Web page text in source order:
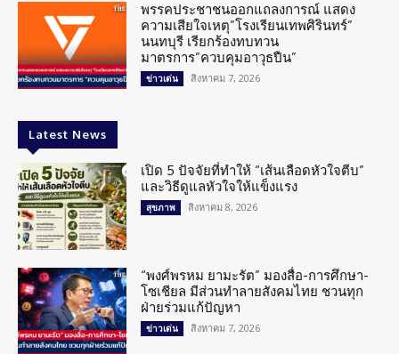
พรรคประชาชนออกแถลงการณ์ แสดง
ความเสียใจเหตุ”โรงเรียนเทพศิรินทร์”
นนทบุรี เรียกร้องทบทวน
มาตรการ”ควบคุมอาวุธปืน”
ข่าวเด่น สิงหาคม 7, 2026
Latest News
เปิด 5 ปัจจัยที่ทำให้ “เส้นเลือดหัวใจตีบ”
และวิธีดูแลหัวใจให้แข็งแรง
สุขภาพ สิงหาคม 8, 2026
“พงศ์พรหม ยามะรัต” มองสื่อ-การศึกษา-
โซเชียล มีส่วนทำลายสังคมไทย ชวนทุก
ฝ่ายร่วมแก้ปัญหา
ข่าวเด่น สิงหาคม 7, 2026